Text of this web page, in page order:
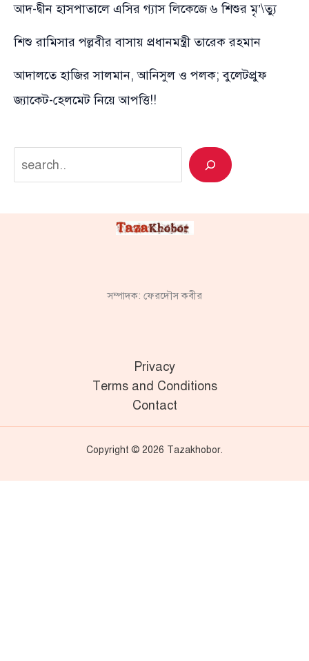
আদ-দ্বীন হাসপাতালে এসির গ্যাস লিকেজে ৬ শিশুর মৃ’\ত্যু
শিশু রামিসার পল্লবীর বাসায় প্রধানমন্ত্রী তারেক রহমান
আদালতে হাজির সালমান, আনিসুল ও পলক; বুলেটপ্রুফ
জ্যাকেট-হেলমেট নিয়ে আপত্তি!!
Search
সম্পাদক: ফেরদৌস কবীর
Privacy
Terms and Conditions
Contact
Copyright © 2026 Tazakhobor.